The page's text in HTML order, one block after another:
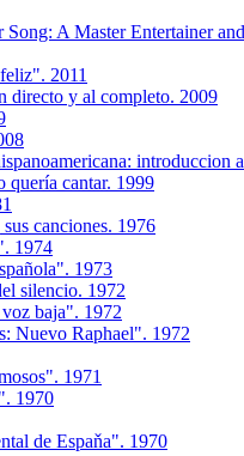
Song: A Master Entertainer
2011
directo y al completo. 2009
introduccion
quería cantar. 1999
canciones. 1976
1974
1973
silencio. 1972
baja". 1972
Nuevo Raphael". 1972
1971
1970
de Espaňa". 1970